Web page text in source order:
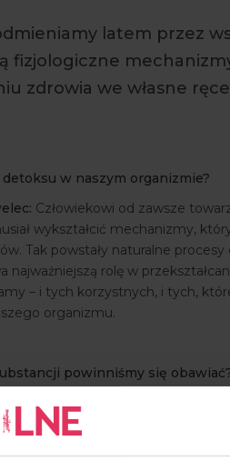
latem przez
fizjologiczne
zdrowia we własne
w naszym organizmie?
Człowiekowi od zawsze
wykształcić mechanizmy,
Tak powstały naturalne
najważniejszą rolę w
– i tych korzystnych, i tych,
organizmu.
powinniśmy się
toksyny atakujące nas z
produktów, pijemy
źródłem szkodliwych
po procesach zapalnych –